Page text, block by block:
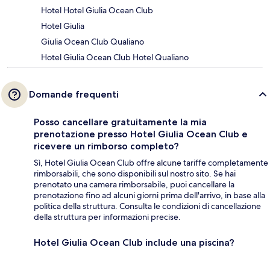
Hotel Hotel Giulia Ocean Club
Hotel Giulia
Giulia Ocean Club Qualiano
Hotel Giulia Ocean Club Hotel Qualiano
Domande frequenti
Posso cancellare gratuitamente la mia
prenotazione presso Hotel Giulia Ocean Club e
ricevere un rimborso completo?
Sì, Hotel Giulia Ocean Club offre alcune tariffe completamente
rimborsabili, che sono disponibili sul nostro sito. Se hai
prenotato una camera rimborsabile, puoi cancellare la
prenotazione fino ad alcuni giorni prima dell'arrivo, in base alla
politica della struttura. Consulta le condizioni di cancellazione
della struttura per informazioni precise.
Hotel Giulia Ocean Club include una piscina?